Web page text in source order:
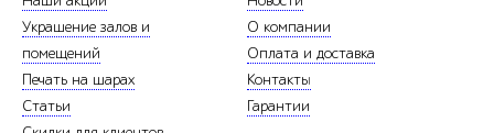
Украшение залов и
помещений
Печать на шарах
Статьи
О компании
Оплата и доставка
Контакты
Гарантии